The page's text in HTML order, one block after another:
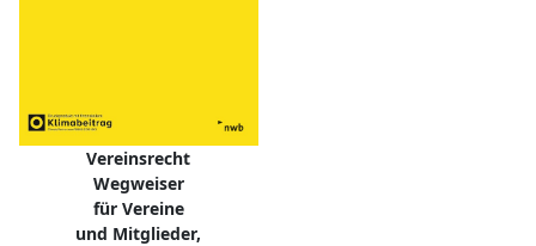
Vereinsrecht
Wegweiser
für Vereine
und Mitglieder,